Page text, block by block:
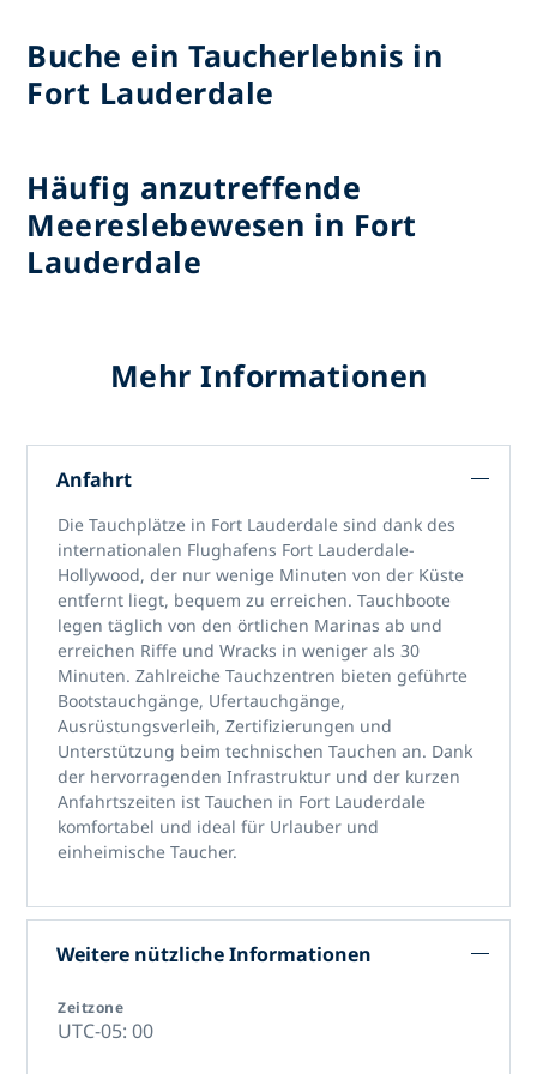
Buche ein Taucherlebnis in
Fort Lauderdale
Häufig anzutreffende
Meereslebewesen in Fort
Lauderdale
Mehr Informationen
Anfahrt
Die Tauchplätze in Fort Lauderdale sind dank des
internationalen Flughafens Fort Lauderdale-
Hollywood, der nur wenige Minuten von der Küste
entfernt liegt, bequem zu erreichen. Tauchboote
legen täglich von den örtlichen Marinas ab und
erreichen Riffe und Wracks in weniger als 30
Minuten. Zahlreiche Tauchzentren bieten geführte
Bootstauchgänge, Ufertauchgänge,
Ausrüstungsverleih, Zertifizierungen und
Unterstützung beim technischen Tauchen an. Dank
der hervorragenden Infrastruktur und der kurzen
Anfahrtszeiten istTauchen in Fort Lauderdale
komfortabel und ideal für Urlauber und
einheimische Taucher.
Weitere nützliche Informationen
Zeitzone
UTC-05: 00